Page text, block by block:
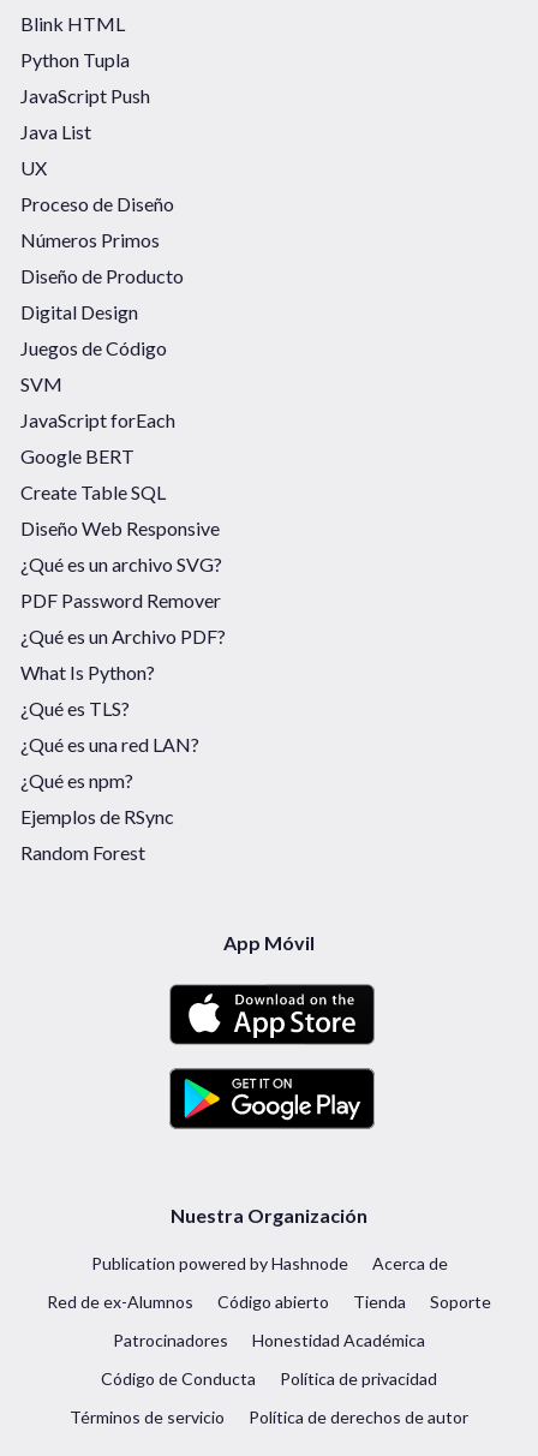
Blink HTML
Python Tupla
JavaScript Push
Java List
UX
Proceso de Diseño
Números Primos
Diseño de Producto
Digital Design
Juegos de Código
SVM
JavaScript forEach
Google BERT
Create Table SQL
Diseño Web Responsive
¿Qué es un archivo SVG?
PDF Password Remover
¿Qué es un Archivo PDF?
What Is Python?
¿Qué es TLS?
¿Qué es una red LAN?
¿Qué es npm?
Ejemplos de RSync
Random Forest
App Móvil
Nuestra Organización
Publication powered by Hashnode
Acerca de
Red de ex-Alumnos
Código abierto Tienda
Soporte
Patrocinadores
Honestidad Académica
Código de Conducta
Política de privacidad
Términos de servicio
Política de derechos de autor